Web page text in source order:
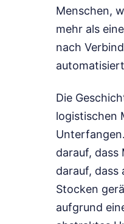
Menschen,
mehr als
nach
Die
logistischen
darauf, dass
darauf, dass
Stocken
aufgrund